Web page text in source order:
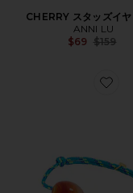
CHERRY スタッズイ
ANNI LU
$69 $159